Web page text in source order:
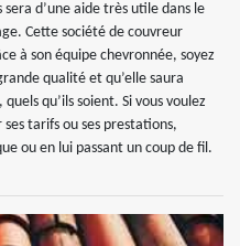
d’une aide très utile dans le
Cette société de couvreur
à son équipe chevronnée, soyez
qualité et qu’elle saura
qu’ils soient. Si vous voulez
tarifs ou ses prestations,
ou en lui passant un coup de fil.